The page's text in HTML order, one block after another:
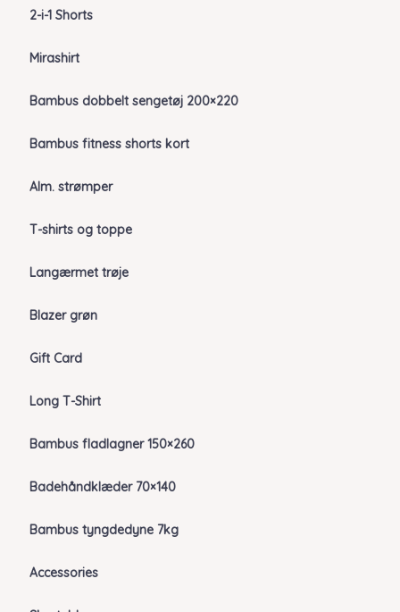
2-i-1 Shorts
Mirashirt
Bambus dobbelt sengetøj 200×220
Bambus fitness shorts kort
Alm. strømper
T-shirts og toppe
Langærmet trøje
Blazer grøn
Gift Card
Long T-Shirt
Bambus fladlagner 150×260
Badehåndklæder 70×140
Bambus tyngdedyne 7kg
Accessories